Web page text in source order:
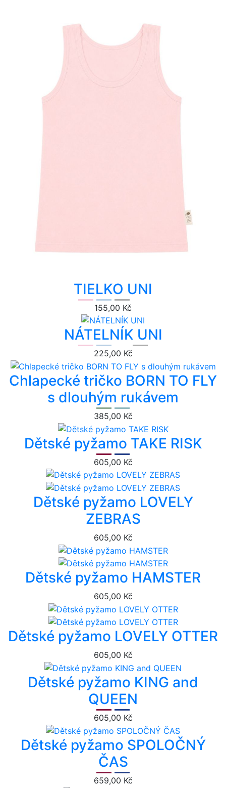
TIELKO UNI
155,00 Kč
NÁTELNÍK UNI
225,00 Kč
Chlapecké tričko BORN TO FLY
s dlouhým rukávem
385,00 Kč
Dětské pyžamo TAKE RISK
605,00 Kč
Dětské pyžamo LOVELY
ZEBRAS
605,00 Kč
Dětské pyžamo HAMSTER
605,00 Kč
Dětské pyžamo LOVELY OTTER
605,00 Kč
Dětské pyžamo KING and
QUEEN
605,00 Kč
Dětské pyžamo SPOLOČNÝ
ČAS
659,00 Kč